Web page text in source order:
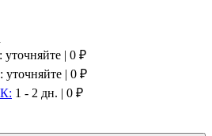
уточняйте | 0 ₽
уточняйте | 0 ₽
1 - 2 дн. | 0 ₽